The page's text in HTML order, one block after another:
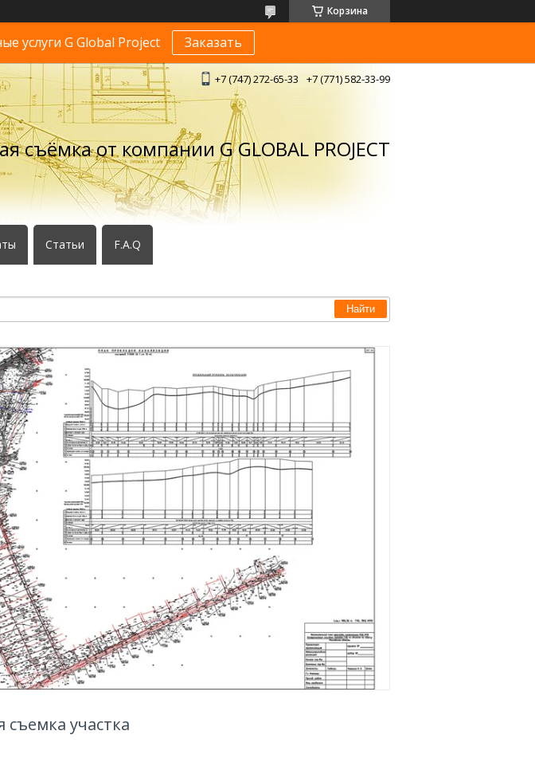
Корзина
услуги G Global Project Заказать
+7 (747) 272-65-33 +7 (771) 582-33-99
съёмка от компании G GLOBAL PROJECT
Статьи F.A.Q
Найти
участка